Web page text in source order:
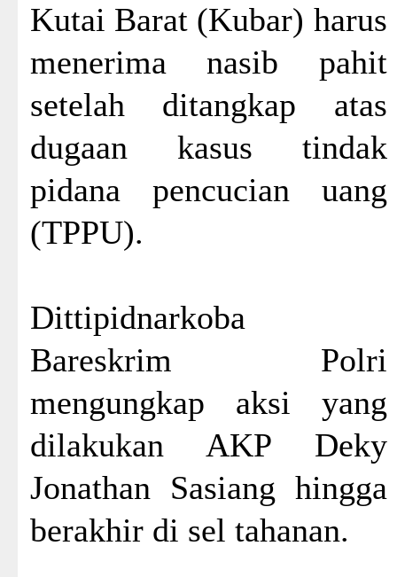
Kutai Barat (Kubar) harus
menerima nasib pahit
setelah ditangkap atas
dugaan kasus tindak
pidana pencucian uang
(TPPU).
Dittipidnarkoba
Bareskrim Polri
mengungkap aksi yang
dilakukan AKP Deky
Jonathan Sasiang hingga
berakhir di sel tahanan.